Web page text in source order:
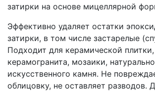
затирки на основе мицеллярной
Эффективно удаляет остатки
затирки, в том числе застарелые
Подходит для керамической плитки,
керамогранита, мозаики,
искусственного камня. Не
облицовку, не оставляет разводов.